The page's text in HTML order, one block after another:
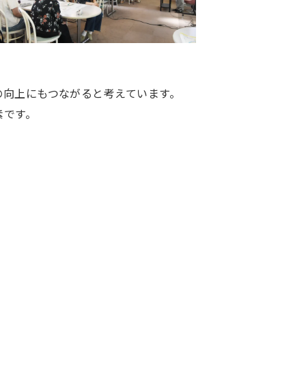
上にもつながると考えています。
す。